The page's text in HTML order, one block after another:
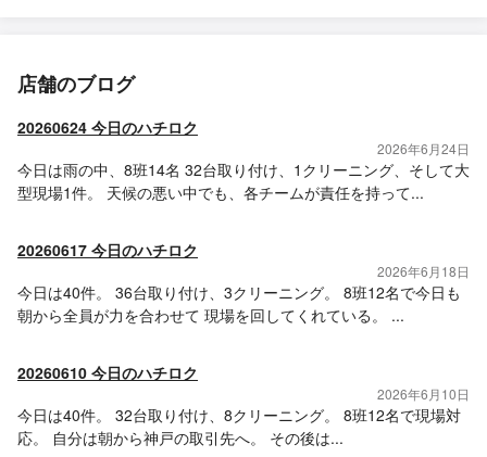
店舗のブログ
20260624 今日のハチロク
2026年6月24日
今日は雨の中、8班14名 32台取り付け、1クリーニング、そして大
型現場1件。 天候の悪い中でも、各チームが責任を持って...
20260617 今日のハチロク
2026年6月18日
今日は40件。 36台取り付け、3クリーニング。 8班12名で今日も
朝から全員が力を合わせて 現場を回してくれている。 ...
20260610 今日のハチロク
2026年6月10日
今日は40件。 32台取り付け、8クリーニング。 8班12名で現場対
応。 自分は朝から神戸の取引先へ。 その後は...